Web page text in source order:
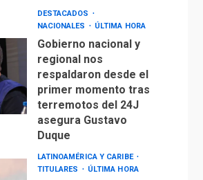
DESTACADOS
NACIONALES
ÚLTIMA HORA
Gobierno nacional y
regional nos
respaldaron desde el
primer momento tras
terremotos del 24J
asegura Gustavo
Duque
LATINOAMÉRICA Y CARIBE
TITULARES
ÚLTIMA HORA